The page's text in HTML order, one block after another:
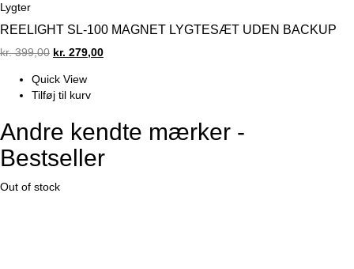
Lygter
REELIGHT SL-100 MAGNET LYGTESÆT UDEN BACKUP
kr.399,00 Original
was:
kr. 399,00.
kr. 279,00Current
Quick View
Tilføj til kurv
Andre kendte mærker -
Bestseller
Out of stock